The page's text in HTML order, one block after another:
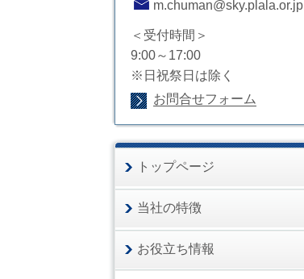
m.chuman@sky.plala.or.jp
＜受付時間＞
9:00～17:00
※日祝祭日は除く
お問合せフォーム
トップページ
当社の特徴
お役立ち情報